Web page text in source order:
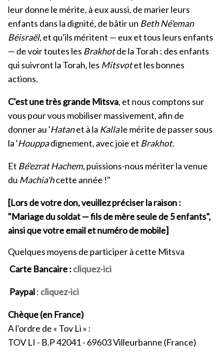
leur donne le mérite, à eux aussi, de marier leurs
enfants dans la dignité, de bâtir un Beth Né'eman
Béisraël, et qu'ils méritent — eux et tous leurs enfants
— de voir toutes les Brakhotde la Torah : des enfants
qui suivront la Torah, les Mitsvotet les bonnes
actions.
C'est une très grande Mitsva, et nous comptons sur
vous pour vous mobiliser massivement, afin de
donner au 'Hatanet à la Kallale mérite de passer sous
la 'Houppadignement, avec joie et Brakhot.
Et Bé'ezrat Hachem,puissions-nous mériter la venue
du Machia'hcette année !"
[Lors de votre don, veuillez préciser la raison :
"Mariage du soldat — fils de mère seule de 5 enfants",
ainsi que votre email et numéro de mobile]
Quelques moyens de participer à cette Mitsva
Carte Bancaire : cliquez-ici
Paypal: cliquez-ici
Chèque (en France)
A l'ordre de « Tov Li » :
TOV LI - B.P 42041 - 69603 Villeurbanne (France)